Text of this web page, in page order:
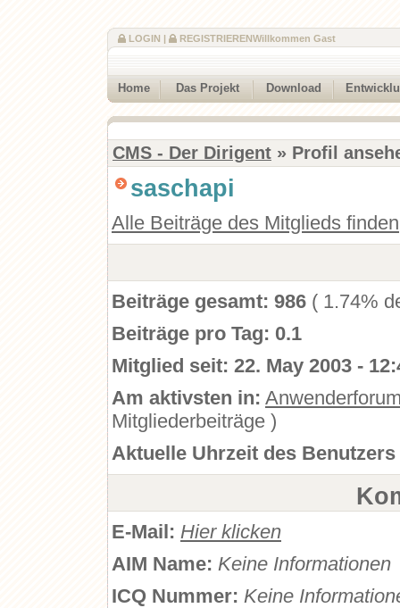
Willkommen Gast
LOGIN | REGISTRIEREN
Home Das Projekt Download
CMS - Der Dirigent » Profil
saschapi
Alle Beiträge des Mitglieds finden
Beiträge gesamt: 986 ( 1.74%
Beiträge pro Tag: 0.1
Mitglied seit: 22. May 2003 -
Am aktivsten in:
Mitgliederbeiträge )
Aktuelle Uhrzeit des Benutzers
E-Mail: Hier klicken
AIM Name: Keine Informationen
ICQ Nummer: Keine